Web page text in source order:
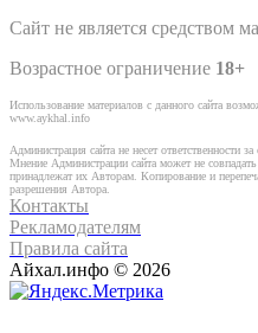
Сайт не является средством
Возрастное ограничение 18+
Использование материалов с данного сайта
www.aykhal.info
Администрация сайта не несет ответственности
Мнение Администрации сайта может не
принадлежат их Авторам. Копирование и
разрешения Автора.
Контакты
Рекламодателям
Правила сайта
Айхал.инфо © 2026